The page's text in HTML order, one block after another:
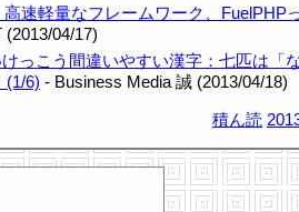
高速軽量なフレームワーク、FuelPHP
(2013/04/17)
っこう間違いやすい漢字：七匹は「
(1/6) - Business Media 誠 (2013/04/18)
積ん読